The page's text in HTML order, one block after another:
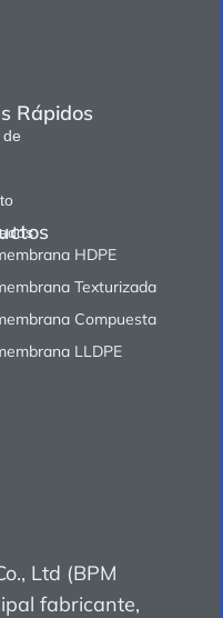
Ltd (BPM
fabricante,
Rápidos
HDPE
Texturizada
Compuesta
LLDPE